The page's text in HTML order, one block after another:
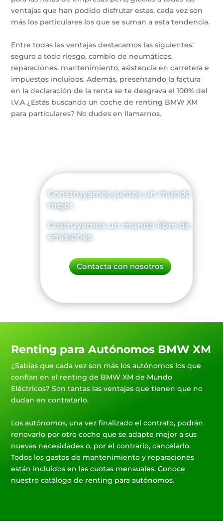
ventajas que han podido disfrutar estas, cada vez son
más los particulares los que se suman a esta tendencia.
Entre todas las ventajas destacamos las siguientes:
seguro a todo riesgo, cambio de neumáticos,
reparaciones, mantenimiento, asistencia en carretera e
impuestos incluidos. Además, presentando la factura
en la declaración de la renta se te desgrava el 100% del
I.V.A ¿Estás buscando un coche de renting BMW XM
para particulares? No dudes en llamarnos.
Construyamos juntos un mundo
mejor
Costruyamos un mundo libre de
emisiones
Contacta con nosotros
Renting para Autónomos BMW XM
¿Sabías que cada vez son más los autónomos los que
confían en el renting de BMW XM de Mundo
Eléctricos? Son tantas las ventajas que tienen que no
dudan en contratarlo.
Los autónomos, una vez finalizado el contrato, podrán
renovarlo por otro coche que se adapte mejor a sus
nuevas necesidades o, por el contrario, cancelarlo.
Todos los gastos de mantenimiento y reparaciones
están incluidos en las cuotas mensuales. Conoce
nuestro catálogo de renting para autónomos.